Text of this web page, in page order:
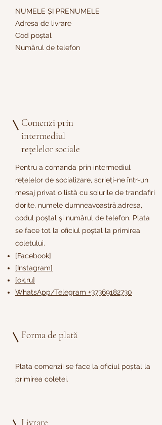
NUMELE ȘI PRENUMELE
Adresa de livrare
Cod poștal
Numărul de telefon
Comenzi prin
intermediul
rețelelor sociale
Pentru a comanda prin intermediul
rețelelor de socializare, scrieți-ne într-un
mesaj privat o listă cu soiurile de trandafiri
dorite, numele dumneavoastră,adresa,
codul poștal și numărul de telefon. Plata
se face tot la oficiul poștal la primirea
coletului.
[Facebook]
[Instagram]
[ok.ru]
WhatsApp/Telegram +37369182730
Forma de plată
Plata comenzii se face la oficiul poștal la
primirea coletei.
Livrare